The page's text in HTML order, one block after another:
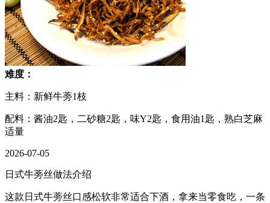
难度：
主料：新鲜牛蒡1枝
配料：酱油2匙，二砂糖2匙，味Y2匙，食用油1匙，熟白芝麻
适量
2026-07-05
日式牛蒡丝做法介绍
这款日式牛蒡丝口感松软非常适合下酒，拿来当零食吃，一条